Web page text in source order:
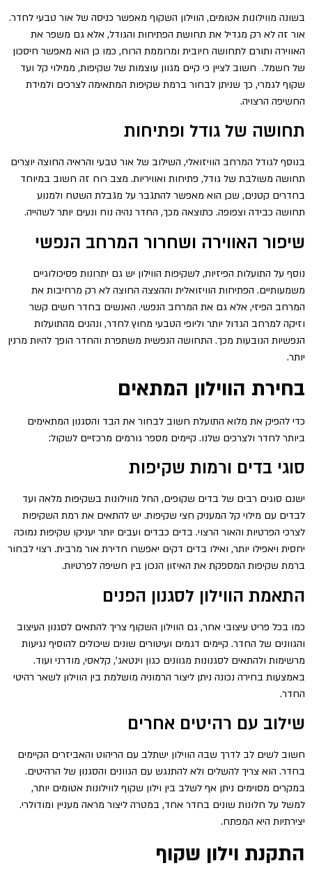
בשונה מווילונות אטומים, הווילון השקוף מאפשר כניסה של אור טבעי לחדר.
אור זה לא רק מגדיל את תחושת הפתיחות והגודל, אלא גם משפר את
האווירה ותורם לתחושה חיובית ומרוממת הרוח, כמו כן הוא מאפשר חיסכון
של חשמל. חשוב לציין כי קיים מגוון עוצמות של שקיפות, ממילוי קל ועד
שקוף לגמרי, כך שניתן לבחור ברמת שקיפות המתאימה לצרכים ולמידת
החשיפה הרצויה.
תחושה של גודל ופתיחות
בנוסף לגודל המרחב הוויזואלי, השילוב של אור טבעי והראיה החוצה יוצרים
תחושה משולבת של גודל, פתיחות ואוויריות. מצב רוח זה חשוב במיוחד
בחדרים קטנים, שכן הוא מאפשר להתגבר על מגבלת השטח ולמנוע
תחושה כבידה וצפופה. כתוצאה מכך, החדר נהיה נוח ונעים יותר לשהייה.
שיפור האווירה ושחרור המרחב הנפשי
נוסף על התועלות הפיזיות, לשקיפות הווילון יש גם יתרונות פסיכולוגיים
משמעותיים. הפתיחות הוויזואלית וההצצה החוצה לא רק מרחיבות את
המרחב הפיזי, אלא גם את המרחב הנפשי. האנשים בחדר חשים קשר
וזיקה למרחב הגדול יותר וליופי הטבעי מחוץ לחדר, ונהנים מהתועלות
הנפשיות הנובעות מכך. התחושה הנפשית משתפרת והחדר הופך להיות מרנין
יותר.
בחירת הווילון המתאים
כדי להפיק את מלוא התועלת חשוב לבחור את הבד והסגנון המתאימים
ביותר לחדר ולצרכים שלנו. קיימים מספר גורמים מרכזיים לשקול:
סוגי בדים ורמות שקיפות
ישנם סוגים רבים של בדים שקופים, החל מווילונות בשקיפות מלאה ועד
לבדים עם מילוי קל המעניק חצי שקיפות. יש להתאים את רמת השקיפות
לצרכי הפרטיות והאור הרצוי. בדים כבדים ועבים יותר יעניקו שקיפות נמוכה
יחסית ויאפילו יותר, ואילו בדים דקים יאפשרו חדירת אור מרבית. רצוי לבחור
ברמת שקיפות המספקת את האיזון הנכון בין חשיפה לפרטיות.
התאמת הווילון לסגנון הפנים
כמו בכל פריט עיצובי אחר, גם הווילון השקוף צריך להתאים לסגנון העיצוב
והגוונים של החדר. קיימים דגמים ועיטורים שונים שיכולים להוסיף נגיעות
מרשימות ולהתאים לסגנונות מגוונים כגון וינטאג', קלאסי, מודרני ועוד.
באמצעות בחירה נכונה ניתן ליצור הרמוניה מושלמת בין הווילון לשאר רהיטי
החדר.
שילוב עם רהיטים אחרים
חשוב לשים לב לדרך שבה הווילון ישתלב עם הריהוט והאביזרים הקיימים
בחדר. הוא צריך להשלים ולא להתנגש עם הגוונים והסגנון של הרהיטים.
במקרים מסוימים ניתן אף לשלב בין וילון שקוף לווילונות אטומים יותר,
למשל על חלונות שונים בחדר אחד, במטרה ליצור מראה מעניין ומודולרי.
יצירתיות היא המפתח.
התקנת וילון שקוף